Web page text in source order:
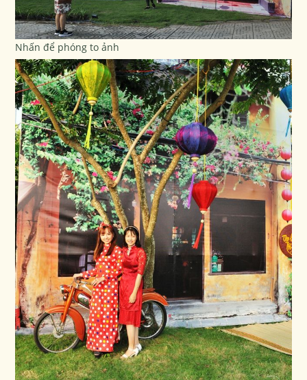
Nhấn để phóng to ảnh